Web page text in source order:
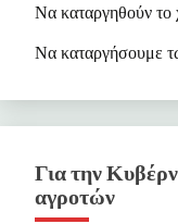
Να καταργηθούν το
Να καταργήσουμε
Για την
αγροτών